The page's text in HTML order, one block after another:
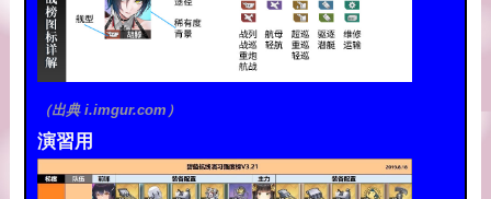
（出典 i.imgur.com）
演習用